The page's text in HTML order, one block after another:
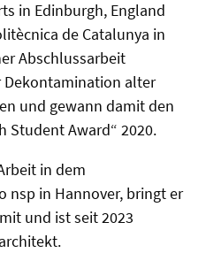
in Edinburgh, England
de Catalunya in
Abschlussarbeit
Dekontamination alter
und gewann damitden
Student Award“ 2020.
in dem
nsp in Hannover, bringt er
und ist seit 2023